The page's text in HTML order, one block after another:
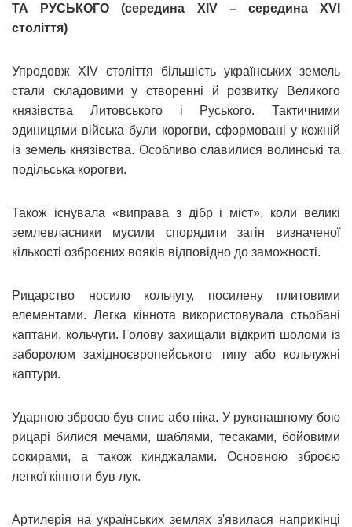
ТА РУСЬКОГО (середина XIV – середина XVI
століття)
Упродовж ХІV століття більшість українських земель
стали складовими у створенні й розвитку Великого
князівства Литовського і Руського. Тактичними
одиницями війська були корогви, сформовані у кожній
із земель князівства. Особливо славилися волинські та
подільська корогви.
Також існувала «виправа з дібр і міст», коли великі
землевласники мусили спорядити загін визначеної
кількості озброєних вояків відповідно до заможності.
Рицарство носило кольчугу, посилену плитовими
елементами. Легка кіннота використовувала стьобані
каптани, кольчуги. Голову захищали відкриті шоломи із
заборолом західноєвропейського типу або кольчужні
каптури.
Ударною зброєю був спис або піка. У рукопашному бою
рицарі билися мечами, шаблями, тесаками, бойовими
сокирами, а також кинджалами. Основною зброєю
легкої кінноти був лук.
Артилерія на українських землях з'явилася наприкінці